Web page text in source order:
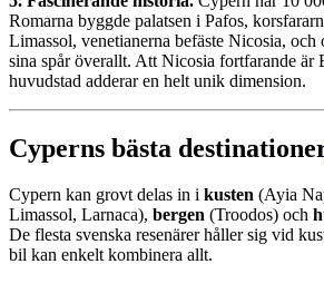
Romarna byggde palatsen i Pafos,
Limassol, venetianerna befäste Nicosia, och
sina spår överallt. Att Nicosia fortfarande är
huvudstad adderar en helt unik dimension.
Cyperns bästa
Cypern kan grovt delas in i kusten (Ayia
Limassol, Larnaca), bergen (Troodos) och
De flesta svenska resenärer håller sig vid
bil kan enkelt kombinera allt.